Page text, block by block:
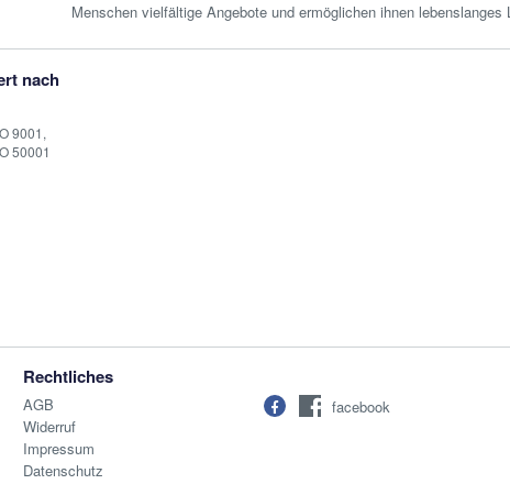
Menschen vielfältige Angebote und ermöglichen ihnen lebenslanges
nach
9001,
50001
Rechtliches
AGB
Widerruf
Impressum
Datenschutz
facebook